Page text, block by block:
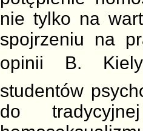
nie tylko na
spojrzeniu na
opinii B.
studentów
do